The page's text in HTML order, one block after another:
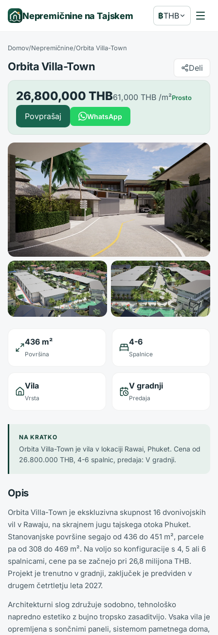
Nepremičnine na Tajskem ฿THB
Domov/Nepremičnine/Orbita Villa-Town
Orbita Villa-Town Deli
26,800,000 THB61,000 THB /m²Prosto
Povprašaj WhatsApp
436 m²
Površina
4-6
Spalnice
Vila
Vrsta
V gradnji
Predaja
NA KRATKO
Orbita Villa-Town je vila v lokaciji Rawai, Phuket. Cena od
26.800.000 THB, 4-6 spalnic, predaja: V gradnji.
Opis
Orbita Villa-Town je ekskluzivna skupnost 16 dvonivojskih
vil v Rawaju, na skrajnem jugu tajskega otoka Phuket.
Stanovanjske površine segajo od 436 do 451 m², parcele
pa od 308 do 469 m². Na voljo so konfiguracije s 4, 5 ali 6
spalnicami, cene pa se začnejo pri 26,8 milijona THB.
Projekt je trenutno v gradnji, zaključek je predviden v
drugem četrtletju leta 2027.
Architekturni slog združuje sodobno, tehnološko
napredno estetiko z bujno tropsko zasaditvijo. Vsaka vila je
opremljena s sončnimi paneli, sistemom pametnega doma,